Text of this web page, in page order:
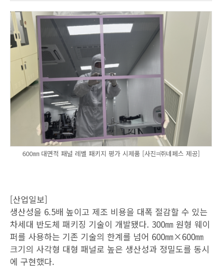
600㎜ 대면적 패널 레벨 패키지 평가 시제품 [사진=㈜네페스 제공]
[산업일보]
생산성을 6.5배 높이고 제조 비용을 대폭 절감할 수 있는
차세대 반도체 패키징 기술이 개발됐다. 300㎜ 원형 웨이
퍼를 사용하는 기존 기술의 한계를 넘어 600㎜×600㎜
크기의 사각형 대형 패널로 높은 생산성과 정밀도를 동시
에 구현했다.